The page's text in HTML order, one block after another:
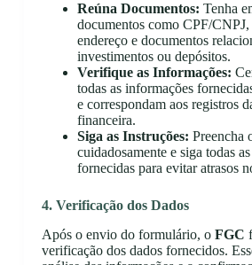
Reúna Documentos: Tenha
documentos como CPF/
endereço e documentos
investimentos ou depósitos.
Verifique as Informações:
todas as informações
e correspondam aos registros
financeira.
Siga as Instruções: Preencha
cuidadosamente e siga todas
fornecidas para evitar atrasos
4. Verificação dos Dados
Após o envio do formulário, o FGC
verificação dos dados fornecidos.